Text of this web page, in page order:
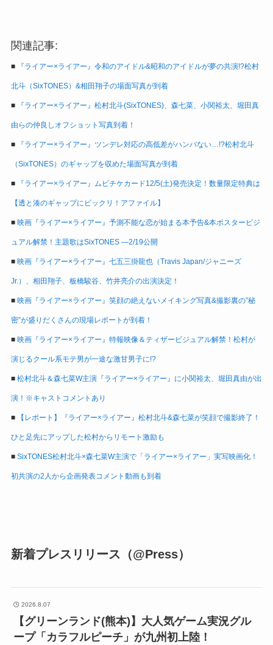
関連記事:
■ 『ライアー×ライアー』令和のアイドル&昭和のアイドルが夢の共演!?松村
北斗（SixTONES）&相田翔子の場面写真が到着
■ 『ライアー×ライアー』松村北斗(SixTONES)、森七菜、小関裕太、堀田真
由らの仲良しオフショット写真到着！
■ 『ライアー×ライアー』ツンデレ対応の高低差がハンパない…!?松村北斗
（SixTONES）のギャップを収めた場面写真が到着
■ 『ライアー×ライアー』ムビチケカード12/5(土)発売決定！数量限定特典は
【透と湊のギャップにビックリ！アファイル】
■ 映画『ライアー×ライアー』予測不能な恋が始まる本予告&本ポスタービジ
ュアル解禁！主題歌はSixTONES ―2/19公開
■ 映画『ライアー×ライアー』七五三掛龍也（Travis Japan/ジャニーズ
Jr.）、相田翔子、板橋駿谷、竹井亮介の出演決定！
■ 映画『ライアー×ライアー』笑顔の絶えないメイキング写真&撮影裏の”秘
密”が盛りだくさんの現場レポートが到着！
■ 映画『ライアー×ライアー』特報映像＆ティザービジュアル解禁！松村が
演じるクール系モテ男が一途な激甘男子に!?
■ 松村北斗＆森七菜W主演『ライアー×ライアー』に小関裕太、堀田真由が出
演！※キャストコメントあり
■ 【レポート】『ライアー×ライアー』松村北斗&森七菜が笑顔で撮影終了！
ひと足先にアップした松村からリモート激励も
■ SixTONES松村北斗×森七菜W主演で「ライアー×ライアー」実写映画化！
初共演の2人から企画発表コメント動画も到着
新着プレスリリース（@Press）
2026.8.07
【グリーンランド(熊本)】大人気ゲーム実況グル
ープ「カラフルピーチ」が九州初上陸！